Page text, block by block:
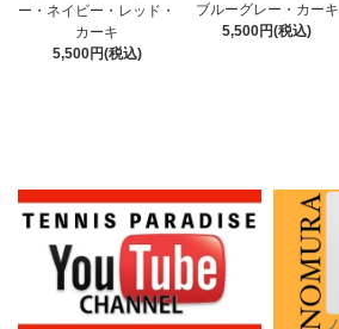
ー・ネイビー・レッド・
カーキ
5,500円(税込)
ブルーグレー・カーキ
5,500円(税込)